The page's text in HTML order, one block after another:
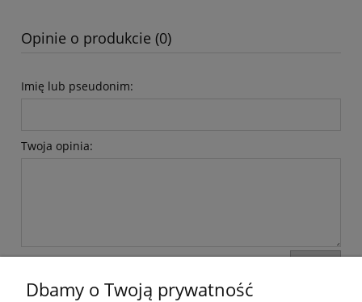
Opinie o produkcie (0)
Imię lub pseudonim:
Twoja opinia:
Dbamy o Twoją prywatność